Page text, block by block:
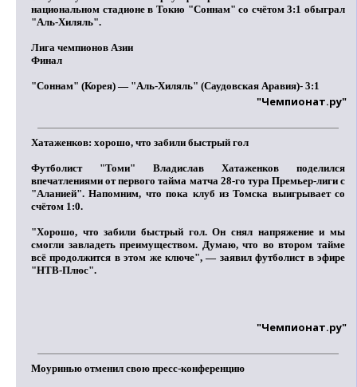
национальном стадионе в Токио "Соннам" со счётом 3:1 обыграл
"Аль-Хиляль".
Лига чемпионов Азии
Финал
"Соннам" (Корея) — "Аль-Хиляль" (Саудовская Аравия)- 3:1
"Чемпионат.ру"
Хатаженков: хорошо, что забили быстрый гол
Футболист "Томи" Владислав Хатаженков поделился
впечатлениями от первого тайма матча 28-го тура Премьер-лиги с
"Аланией". Напомним, что пока клуб из Томска выигрывает со
счётом 1:0.
"Хорошо, что забили быстрый гол. Он снял напряжение и мы
смогли завладеть преимуществом. Думаю, что во втором тайме
всё продолжится в этом же ключе", — заявил футболист в эфире
"НТВ-Плюс".
"Чемпионат.ру"
Моуринью отменил свою пресс-конференцию